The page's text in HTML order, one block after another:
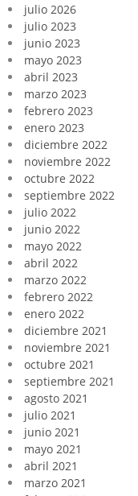
julio 2026
julio 2023
junio 2023
mayo 2023
abril 2023
marzo 2023
febrero 2023
enero 2023
diciembre 2022
noviembre 2022
octubre 2022
septiembre 2022
julio 2022
junio 2022
mayo 2022
abril 2022
marzo 2022
febrero 2022
enero 2022
diciembre 2021
noviembre 2021
octubre 2021
septiembre 2021
agosto 2021
julio 2021
junio 2021
mayo 2021
abril 2021
marzo 2021